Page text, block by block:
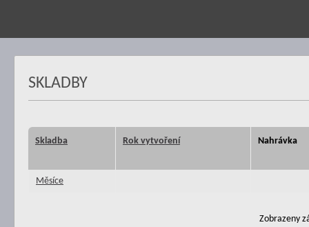
SKLADBY
Skladba Rok vytvoření Nahrávka
Měsíce
Zobrazeny